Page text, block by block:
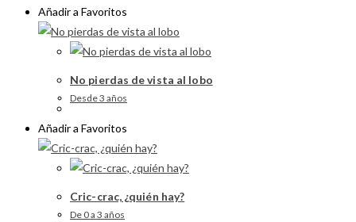
Añadir a Favoritos
No pierdas de vista al lobo
Desde 3 años
Añadir a Favoritos
Cric-crac, ¿quién hay?
De 0 a 3 años